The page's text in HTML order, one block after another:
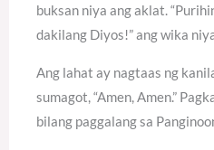
buksan niya ang aklat.
dakilang Diyos!” ang wika
Ang lahat ay nagtaas ng
sumagot, “Amen, Amen.”
bilang paggalang sa